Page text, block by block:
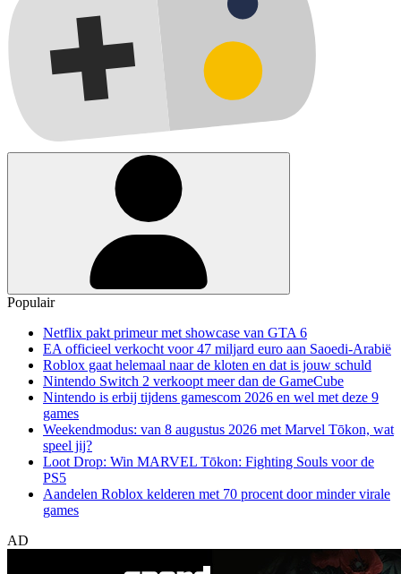
Populair
Netflix pakt primeur met showcase van GTA 6
EA officieel verkocht voor 47 miljard euro aan Saoedi-Arabië
Roblox gaat helemaal naar de kloten en dat is jouw schuld
Nintendo Switch 2 verkoopt meer dan de GameCube
Nintendo is erbij tijdens gamescom 2026 en wel met deze 9
games
Weekendmodus: van 8 augustus 2026 met Marvel Tōkon, wat
speel jij?
Loot Drop: Win MARVEL Tōkon: Fighting Souls voor de
PS5
Aandelen Roblox kelderen met 70 procent door minder virale
games
AD